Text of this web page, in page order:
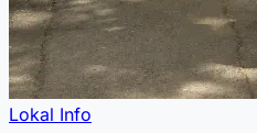
Lokal Info